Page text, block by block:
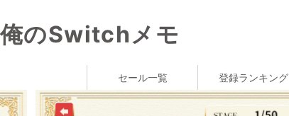
俺のSwitchメモ
セール一覧 登録ランキング